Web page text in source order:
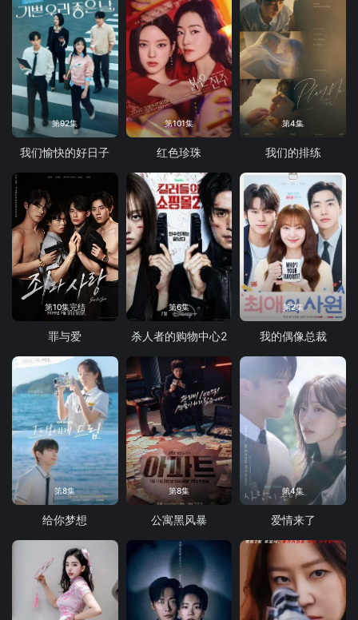
第92集
我们愉快的好日子
第101集
红色珍珠
第4集
我们的排练
第10集完结
罪与爱
第6集
杀人者的购物中心2
第2集
我的偶像总裁
第8集
给你梦想
第8集
公寓黑风暴
第4集
爱情来了